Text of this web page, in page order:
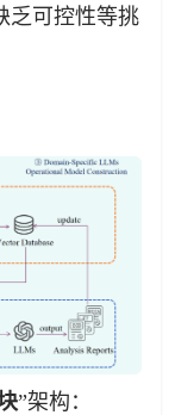
乏可控性等挑
”架构：